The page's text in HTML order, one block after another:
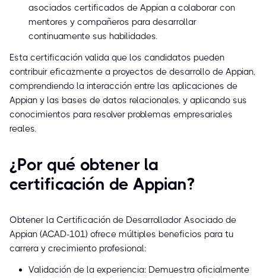
asociados certificados de Appian a colaborar con
mentores y compañeros para desarrollar
continuamente sus habilidades.
Esta certificación valida que los candidatos pueden
contribuir eficazmente a proyectos de desarrollo de Appian,
comprendiendo la interacción entre las aplicaciones de
Appian y las bases de datos relacionales, y aplicando sus
conocimientos para resolver problemas empresariales
reales.
¿Por qué obtener la
certificación de Appian?
Obtener la Certificación de Desarrollador Asociado de
Appian (ACAD-101) ofrece múltiples beneficios para tu
carrera y crecimiento profesional:
Validación de la experiencia: Demuestra oficialmente